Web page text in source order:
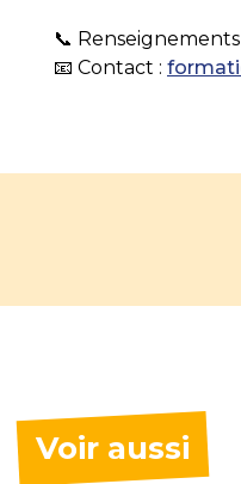
📞 Renseignements
📧 Contact :
Voir aussi